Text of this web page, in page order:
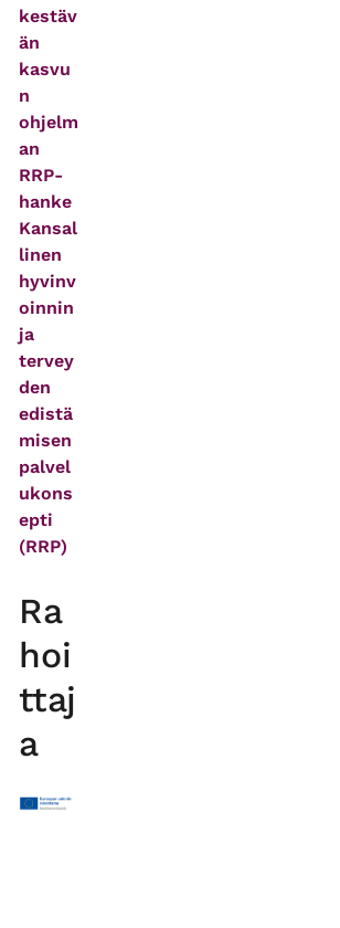
kestäv
än
kasvu
n
ohjelm
an
RRP-
hanke
Kansal
linen
hyvinv
oinnin
ja
tervey
den
edistä
misen
palvel
ukons
epti
(RRP)
Ra
hoi
ttaj
a